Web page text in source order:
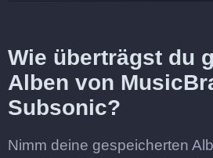
Wie überträgst du
Alben von
Subsonic?
Nimm deine gespeicherten